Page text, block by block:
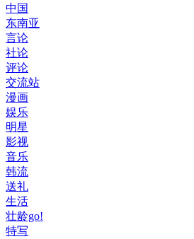
中国
东南亚
言论
社论
评论
交流站
漫画
娱乐
明星
影视
音乐
韩流
送礼
生活
壮龄go!
特写